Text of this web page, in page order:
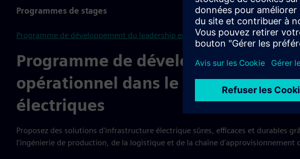
Programmes de stages
Programme de développement du leadership en ingénierie des infrastructures
Programme de développement du
opérationnel dans le domaine des
électriques
Proposez des solutions d'infrastructure électrique sûres, efficaces et durables
l'ingénierie de production, de la logistique et de la chaîne d'approvisionnement